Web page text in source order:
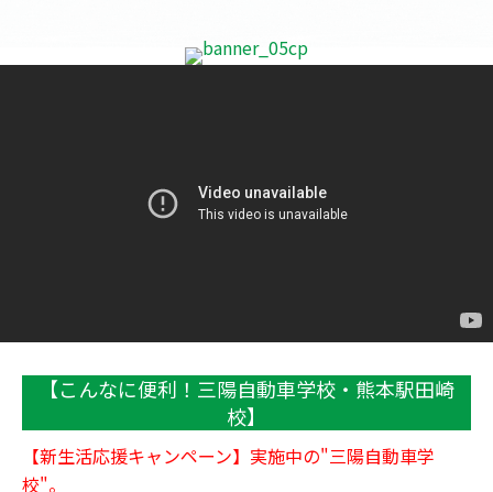
【こんなに便利！三陽自動車学校・熊本駅田崎
校】
【新生活応援キャンペーン】実施中の"三陽自動車学
校"。